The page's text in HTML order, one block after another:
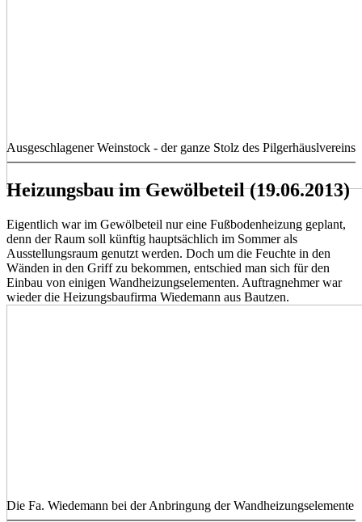
Ausgeschlagener Weinstock - der ganze Stolz des Pilgerhäuslvereins
Heizungsbau im Gewölbeteil (19.06.2013)
Eigentlich war im Gewölbeteil nur eine Fußbodenheizung geplant,
denn der Raum soll künftig hauptsächlich im Sommer als
Ausstellungsraum genutzt werden. Doch um die Feuchte in den
Wänden in den Griff zu bekommen, entschied man sich für den
Einbau von einigen Wandheizungselementen. Auftragnehmer war
wieder die Heizungsbaufirma Wiedemann aus Bautzen.
Die Fa. Wiedemann bei der Anbringung der Wandheizungselemente